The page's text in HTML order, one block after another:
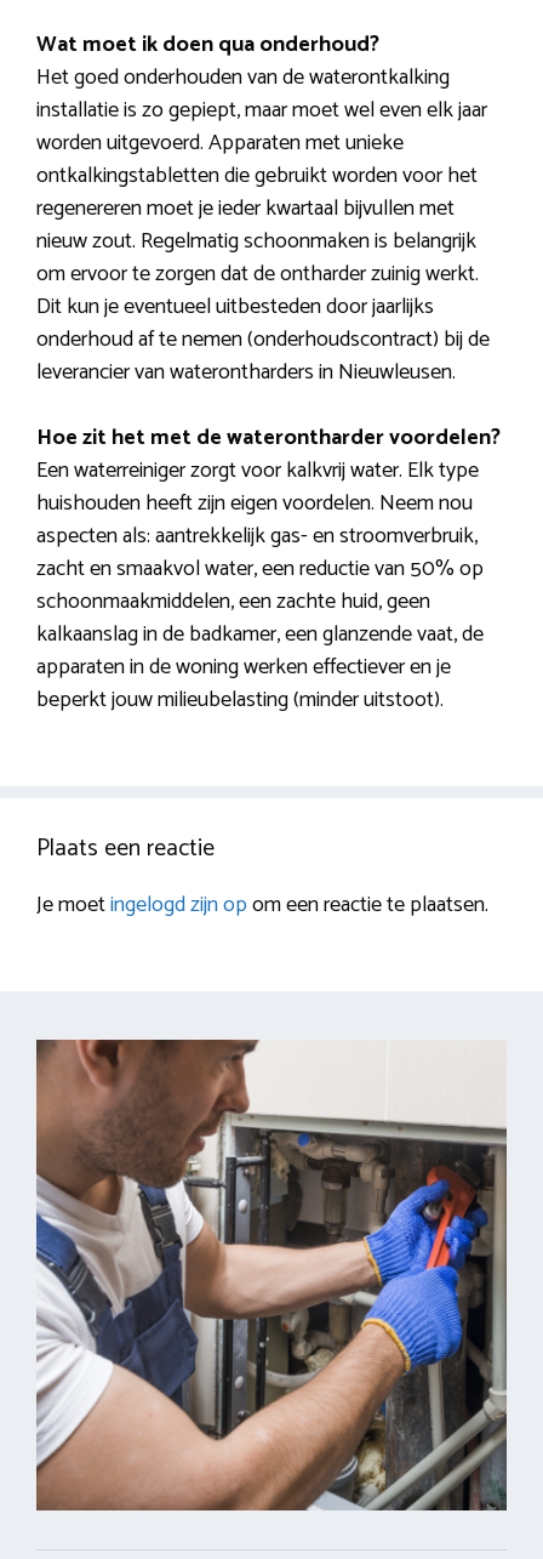
Wat moet ik doen qua onderhoud?
Het goed onderhouden van de waterontkalking
installatie is zo gepiept, maar moet wel even elk jaar
worden uitgevoerd. Apparaten met unieke
ontkalkingstabletten die gebruikt worden voor het
regenereren moet je ieder kwartaal bijvullen met
nieuw zout. Regelmatig schoonmaken is belangrijk
om ervoor te zorgen dat de ontharder zuinig werkt.
Dit kun je eventueel uitbesteden door jaarlijks
onderhoud af te nemen (onderhoudscontract) bij de
leverancier van waterontharders in Nieuwleusen.
Hoe zit het met de waterontharder voordelen?
Een waterreiniger zorgt voor kalkvrij water. Elk type
huishouden heeft zijn eigen voordelen. Neem nou
aspecten als: aantrekkelijk gas- en stroomverbruik,
zacht en smaakvol water, een reductie van 50% op
schoonmaakmiddelen, een zachte huid, geen
kalkaanslag in de badkamer, een glanzende vaat, de
apparaten in de woning werken effectiever en je
beperkt jouw milieubelasting (minder uitstoot).
Plaats een reactie
Je moetingelogd zijn opom een reactie te plaatsen.